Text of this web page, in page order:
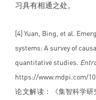
习具有相通之处。
[4] Yuan, Bing, et al.
systems: A survey of
quantitative studies.
https://www.mdpi.com/
论文解读：
《集智科学